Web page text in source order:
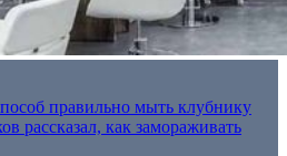
правильно мыть клубнику
рассказал, как замораживать